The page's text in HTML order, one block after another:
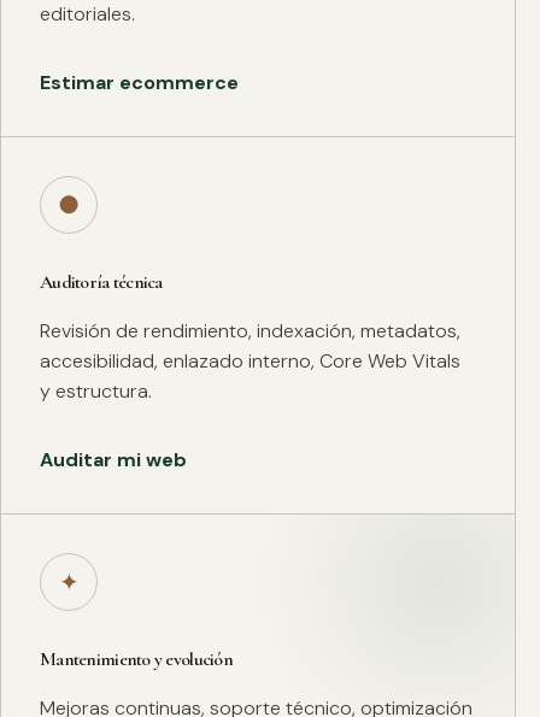
editoriales.
Estimar ecommerce
●
Auditoría técnica
Revisión de rendimiento, indexación, metadatos,
accesibilidad, enlazado interno, Core Web Vitals
y estructura.
Auditar mi web
✦
Mantenimiento y evolución
Mejoras continuas, soporte técnico, optimización